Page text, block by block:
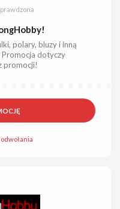
polary, bluzy i inną
Promocja dotyczy
promocji!